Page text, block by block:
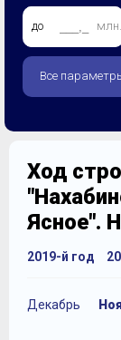
до млн.
Все
Ход
Ясное".
2019-й год
Декабрь